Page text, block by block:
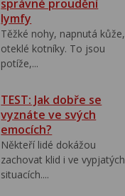
správné proudění
lymfy
Těžké nohy, napnutá kůže,
oteklé kotníky. To jsou
potíže,...
TEST: Jak dobře se
vyznáte ve svých
emocích?
Někteří lidé dokážou
zachovat klid i ve vypjatých
situacích....